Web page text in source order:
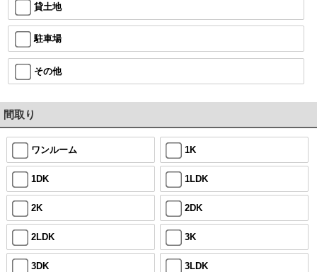
貸土地
駐車場
その他
間取り
ワンルーム 1K
1DK 1LDK
2K 2DK
2LDK 3K
3DK 3LDK